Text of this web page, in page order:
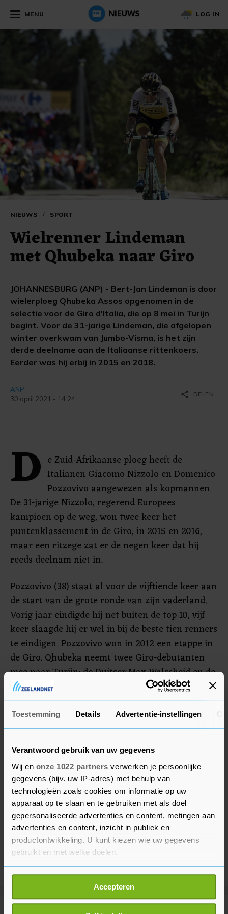
Toestemming Details Advertentie-instellingen
Verantwoord gebruik van uw gegevens
Wij en onze 1022 partners verwerken je persoonlijke
gegevens (bijv. uw IP-adres) met behulp van
technologieën zoals cookies om informatie op uw
apparaat op te slaan en te gebruiken met als doel
gepersonaliseerde advertenties en content, metingen aan
advertenties en content, inzicht in publiek en
productontwikkeling. U kunt kiezen wie uw gegevens
gebruikt en met welke doelen.
Als u het toestaat, willen we ook graag:
Informatie verzamelen over uw geografische
locatie, die tot een paar meter nauwkeurig kan zijn
Accepteren
MENU LOG IN
NIEUWS / SPORT
Wielrenner Lindeman
met Qhubeka naar Giro
JOHANNESBURG (ANP) - Bert-Jan Lindeman is door
wielerploeg Qhubeka Assos opgenomen in de
selectie voor de Giro d'Italia, die op 8 mei in Turijn
begint. Voor de 31-jarige Lindeman, die afgelopen
winter overkwam van Jumbo-Visma, is het zijn
derde deelname aan de Italiaanse rittenkoers.
Eerder was hij erbij in 2015 en 2018.
ANP
30 april 2021 - 14:24
share DELEN
D e Zuid-Afrikaanse ploeg heeft de
Italianen Giacomo Nizzolo en Domenico
Pozzovivo aangewezen als kopmannen.
De 31-jarige Nizzolo, regerend Europees
kampioen op de weg, won twee keer het
puntenklassement in de Giro, in 2015 en 2016,
maar een ritzege zat er de negen keer dat hij
reeds deelnam niet in.
Pozzovivo (38) staat al voor de vijftiende keer aan
de start van de grote ronde van zijn vaderland.
Vorig jaar eindigde hij net buiten de top 10, vijf
keer slaagde hij er wel in bij de beste tien renners
te eindigen. Pozzovivo won in 2012 een etappe in
de Giro. Qhubeka neemt twee Giro-debutanten
mee naar Turijn: de Duitser Max Walscheid en de
Zwitser Mauro Schmid.